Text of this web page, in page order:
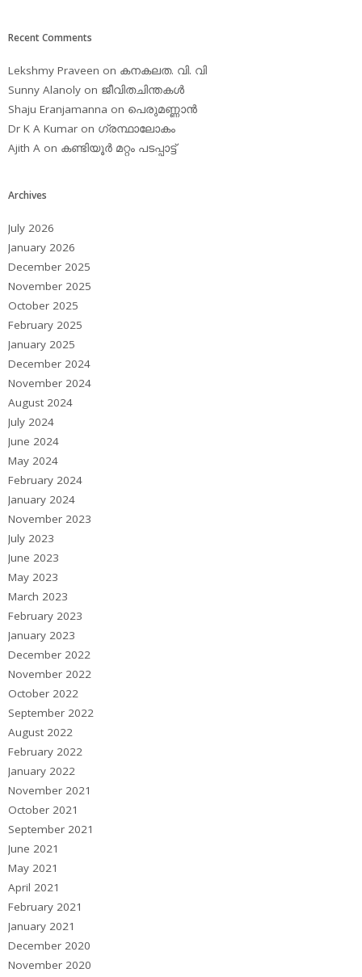
Recent Comments
Lekshmy Praveen on കനകലത. വി. വി
Sunny Alanoly on ജീവിതചിന്തകള്‍
Shaju Eranjamanna on പെരുമണ്ണാന്‍
Dr K A Kumar on ഗ്രന്ഥാലോകം
Ajith A on കണ്ടിയൂര്‍ മറ്റം പടപ്പാട്ട്‌
Archives
July 2026
January 2026
December 2025
November 2025
October 2025
February 2025
January 2025
December 2024
November 2024
August 2024
July 2024
June 2024
May 2024
February 2024
January 2024
November 2023
July 2023
June 2023
May 2023
March 2023
February 2023
January 2023
December 2022
November 2022
October 2022
September 2022
August 2022
February 2022
January 2022
November 2021
October 2021
September 2021
June 2021
May 2021
April 2021
February 2021
January 2021
December 2020
November 2020